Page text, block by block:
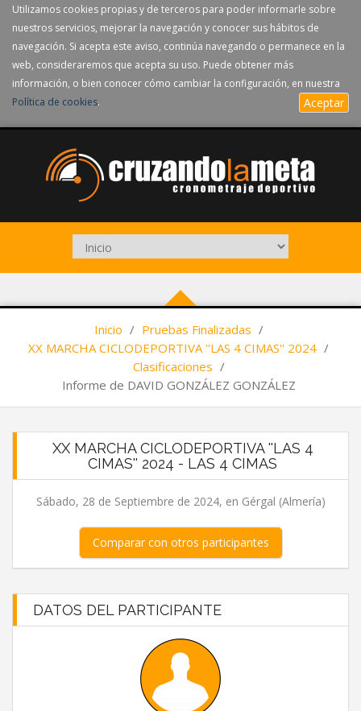
Utilizamos cookies propias y de terceros para poder informarle sobre
nuestros servicios, mejorar la navegación y conocer sus hábitos de
navegación. Si acepta este aviso, continúa navegando o permanece en la
web, consideraremos que acepta su uso. Puede obtener más
información, o bien conocer cómo cambiar la configuración, en nuestra
Política de cookies. Aceptar
Inicio / Pruebas Finalizadas /
XX MARCHA CICLODEPORTIVA ''LAS 4 CIMAS'' 2024 /
Clasificaciones /
Informe de DAVID GONZÁLEZ GONZÁLEZ
XX MARCHA CICLODEPORTIVA ''LAS 4
CIMAS'' 2024 - LAS 4 CIMAS
Sábado, 28 de Septiembre de 2024, en Gérgal (Almería)
Comparar con otros participantes
DATOS DEL PARTICIPANTE